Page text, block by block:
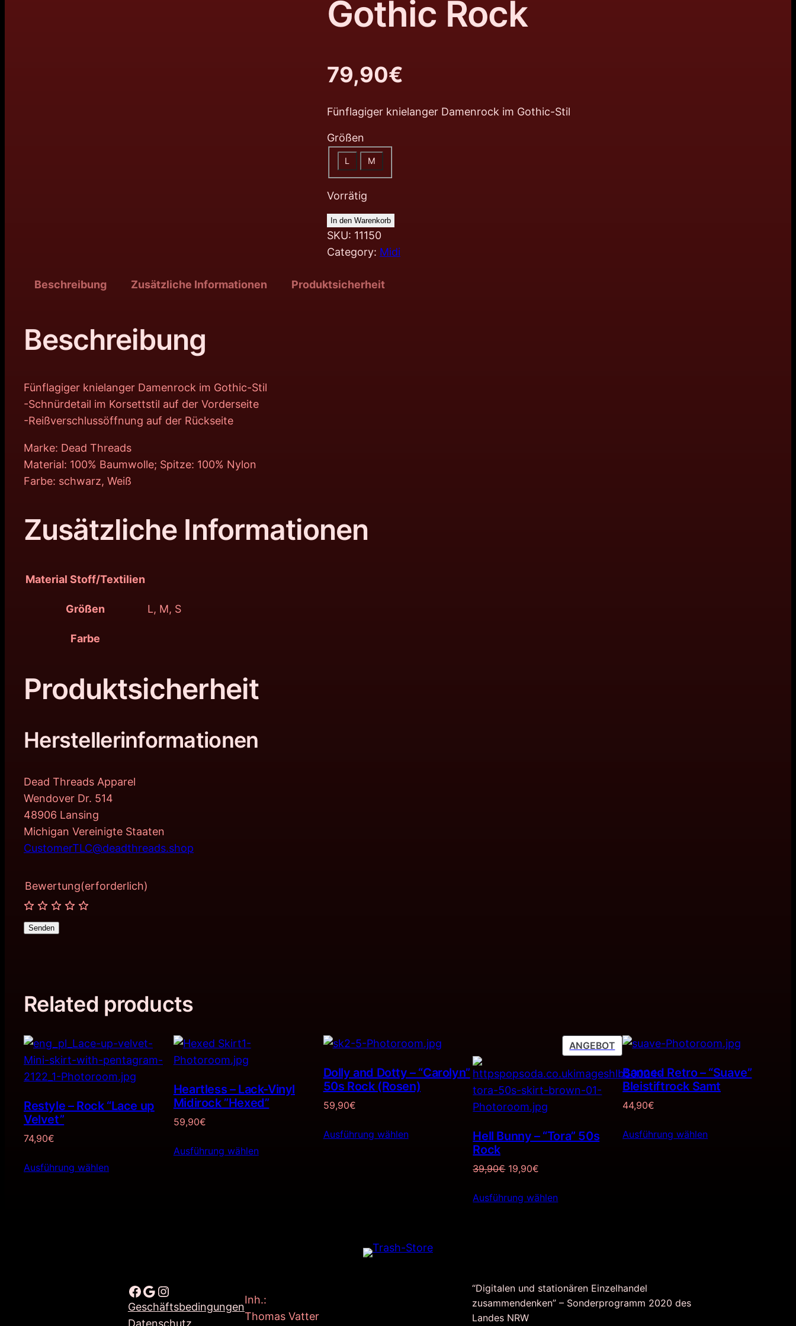
Gothic Rock
79,90€
Fünflagiger knielanger Damenrock im Gothic-Stil
Größen
L M
Vorrätig
In den Warenkorb
SKU: 11150
Category: Midi
Beschreibung Zusätzliche Informationen Produktsicherheit
Beschreibung
Fünflagiger knielanger Damenrock im Gothic-Stil
-Schnürdetail im Korsettstil auf der Vorderseite
-Reißverschlussöffnung auf der Rückseite
Marke: Dead Threads
Material: 100% Baumwolle; Spitze: 100% Nylon
Farbe: schwarz, Weiß
Zusätzliche Informationen
Material Stoff/Textilien
Größen L, M, S
Farbe
Produktsicherheit
Herstellerinformationen
Dead Threads Apparel
Wendover Dr. 514
48906 Lansing
Michigan Vereinigte Staaten
CustomerTLC@deadthreads.shop
Bewertung(erforderlich)
Senden
Related products
Restyle – Rock “Lace up
Velvet”
74,90€
Ausführung wählen
Heartless – Lack-Vinyl
Midirock ”Hexed”
59,90€
Ausführung wählen
Dolly and Dotty – “Carolyn”
50s Rock (Rosen)
59,90€
Ausführung wählen
ANGEBOTPRODUKT
IM
ANGEBOT
Hell Bunny – “Tora” 50s
Rock
39,90€ Ursprünglicher
war:
19,90€
ist:
Ausführung wählen
Banned Retro – “Suave”
Bleistiftrock Samt
44,90€
Ausführung wählen
Facebook Google Instagram
Geschäftsbedingungen
Datenschutz
Inh.:
Thomas Vatter
“Digitalen und stationären Einzelhandel
zusammendenken” – Sonderprogramm 2020 des
Landes NRW